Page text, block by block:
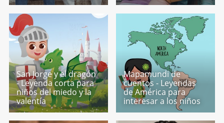
San Jorge y el dragón
- Leyenda corta para
niños del miedo y la
valentía
Mapamundi de
cuentos - Leyendas
de América para
interesar a los niños